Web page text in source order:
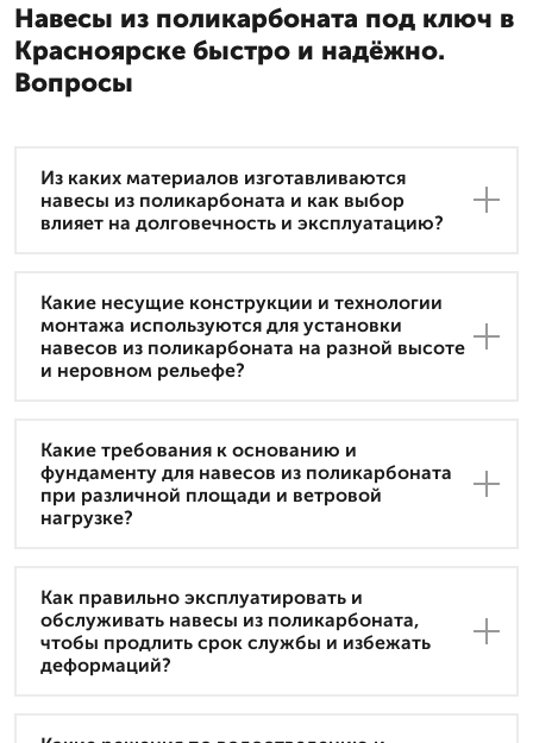
Навесы из поликарбоната под ключ в
Красноярске быстро и надёжно.
Вопросы
Из каких материалов изготавливаются
навесы из поликарбоната и как выбор
влияет на долговечность и эксплуатацию?
Какие несущие конструкции и технологии
монтажа используются для установки
навесов из поликарбоната на разной высоте
и неровном рельефе?
Какие требования к основанию и
фундаменту для навесов из поликарбоната
при различной площади и ветровой
нагрузке?
Как правильно эксплуатировать и
обслуживать навесы из поликарбоната,
чтобы продлить срок службы и избежать
деформаций?